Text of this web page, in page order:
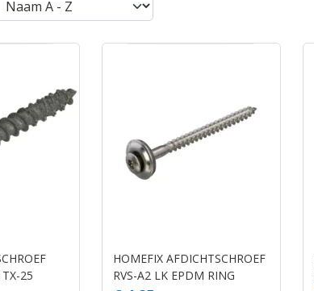
25
HOMEFIX AFDICHTSCHROEF
RVS-A2 LK EPDM RING